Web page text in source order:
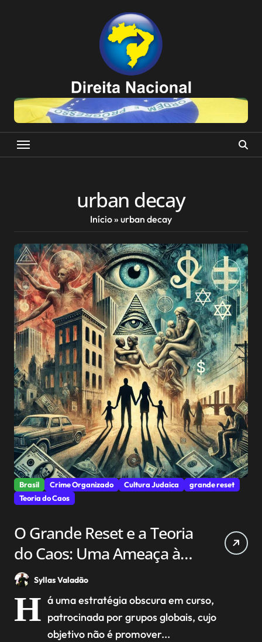
urban decay
Início» urban decay
Brasil Crime Organizado Cultura Judaica
grande reset
Teoria do Caos
O Grande Reset e a Teoria
do Caos: Uma Ameaça à
Estabilidade Nacional e
aos Valores Judaico-
Cristãos
Syllas Valadão
H á uma estratégia obscura em curso,
patrocinada por grupos globais, cujo
objetivo não é promover...